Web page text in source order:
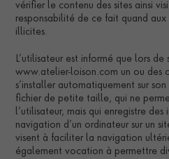
vérifier le contenu des sites ainsi
responsabilité de ce fait quand aux
illicites.
L’utilisateur est informé que lors de
www.atelier-loison.com un ou des
s’installer automatiquement sur
fichier de petite taille, qui ne
l’utilisateur, mais qui enregistre
navigation d’un ordinateur sur un
visent à faciliter la navigation
également vocation à permettre